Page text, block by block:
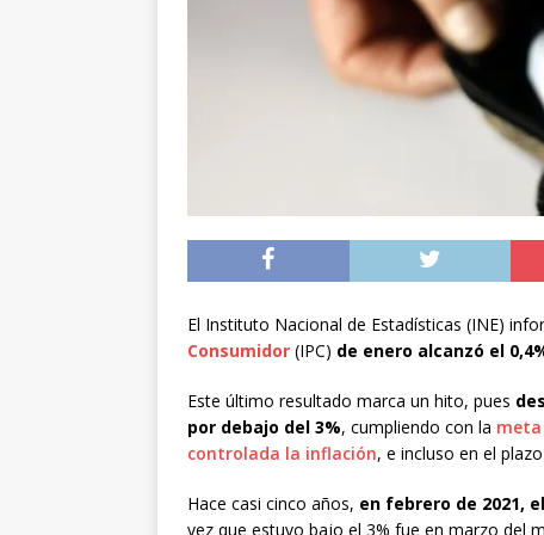
[ 05/08/2026 ]
Iquique
DEPORTES
[ 05/08/2026 ]
público del sector El
El
El Instituto Nacional de Estadísticas (INE)
Consumidor (IPC) de enero alcanzó el
Este último resultado marca un hito, pues
por debajo del 3%, cumpliendo con la
controlada la inflación, e incluso en el
Hace casi cinco años, en febrero de 2021,
vez que estuvo bajo el 3% fue en marzo del